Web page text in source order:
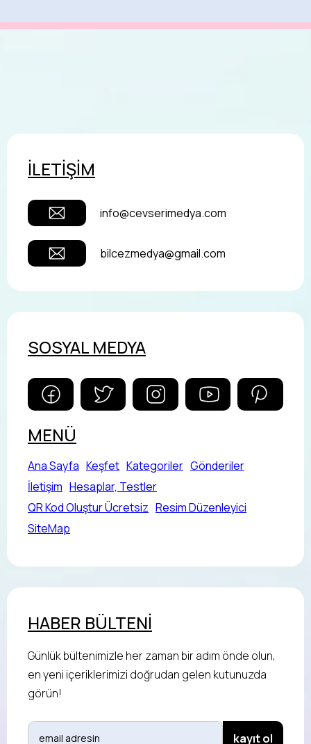
İLETİŞİM
info@cevserimedya.com
bilcezmedya@gmail.com
SOSYAL MEDYA
MENÜ
Ana Sayfa Keşfet Kategoriler Gönderiler
İletişim Hesaplar, Testler
QR Kod Oluştur Ücretsiz Resim Düzenleyici
SiteMap
HABER BÜLTENİ
Günlük bültenimizle her zaman bir adım önde olun,
en yeni içeriklerimizi doğrudan gelen kutunuzda
görün!